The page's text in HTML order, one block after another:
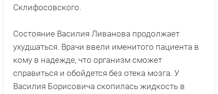
Склифосовского.
Состояние Василия Ливанова продолжает
ухудшаться. Врачи ввели именитого пациента в
кому в надежде, что организм сможет
справиться и обойдется без отека мозга. У
Василия Борисовича скопилась жидкость в